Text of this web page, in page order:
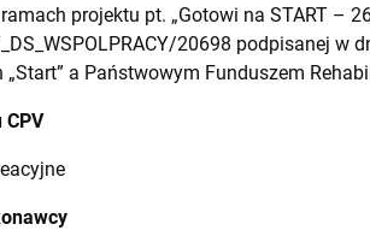
projektu pt. „Gotowi na START –
20698 podpisanej w
„Start” a Państwowym Funduszem